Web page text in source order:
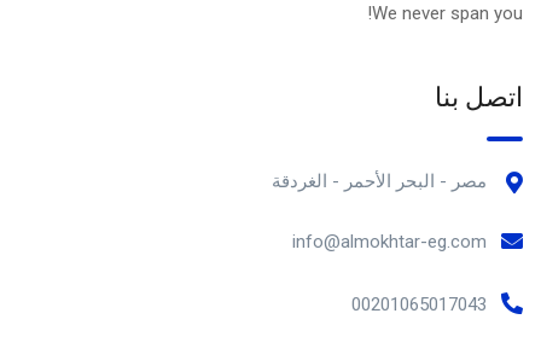
We never span you!
اتصل بنا
مصر - البحر الأحمر - الغردقة
info@almokhtar-eg.com
00201065017043